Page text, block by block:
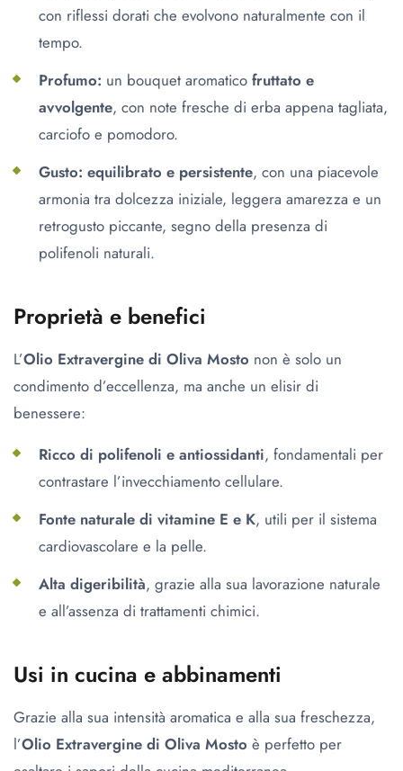
con riflessi dorati che evolvono naturalmente con il
tempo.
Profumo: un bouquet aromatico fruttato e
avvolgente, con note fresche di erba appena tagliata,
carciofo e pomodoro.
Gusto: equilibrato e persistente, con una piacevole
armonia tra dolcezza iniziale, leggera amarezza e un
retrogusto piccante, segno della presenza di
polifenoli naturali.
Proprietà e benefici
L’Olio Extravergine di Oliva Mosto non è solo un
condimento d’eccellenza, ma anche un elisir di
benessere:
Ricco di polifenoli e antiossidanti, fondamentali per
contrastare l’invecchiamento cellulare.
Fonte naturale di vitamine E e K, utili per il sistema
cardiovascolare e la pelle.
Alta digeribilità, grazie alla sua lavorazione naturale
e all’assenza di trattamenti chimici.
Usi in cucina e abbinamenti
Grazie alla sua intensità aromatica e alla sua freschezza,
l’Olio Extravergine di Oliva Mosto è perfetto per